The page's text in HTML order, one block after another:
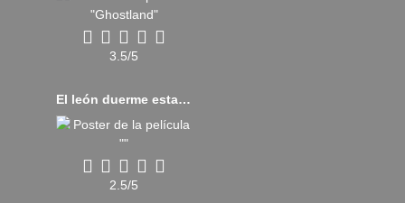
3.5/5
El león duerme esta noche (2017)
2.5/5